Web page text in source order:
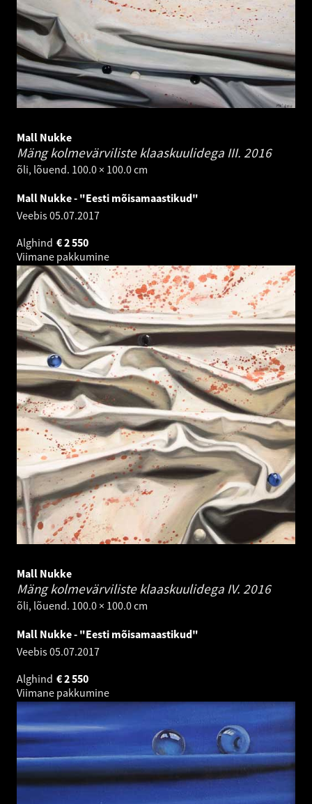
Mall Nukke
Mäng kolmevärviliste klaaskuulidega III. 2016
õli, lõuend. 100.0 × 100.0 cm
Mall Nukke - "Eesti mõisamaastikud"
Veebis05.07.2017
Alghind
2 550
€
Viimane pakkumine
Mall Nukke
Mäng kolmevärviliste klaaskuulidega IV. 2016
õli, lõuend. 100.0 × 100.0 cm
Mall Nukke - "Eesti mõisamaastikud"
Veebis05.07.2017
Alghind
2 550
€
Viimane pakkumine